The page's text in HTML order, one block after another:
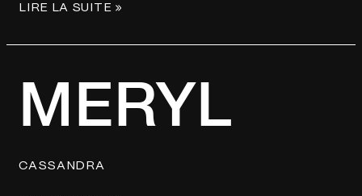
LIRE LA SUITE »
MERYL
CASSANDRA